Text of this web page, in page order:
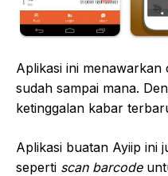
Aplikasi ini
sudah sampai mana.
ketinggalan kabar
Aplikasi buatan Ayiip ini
seperti scan barcode